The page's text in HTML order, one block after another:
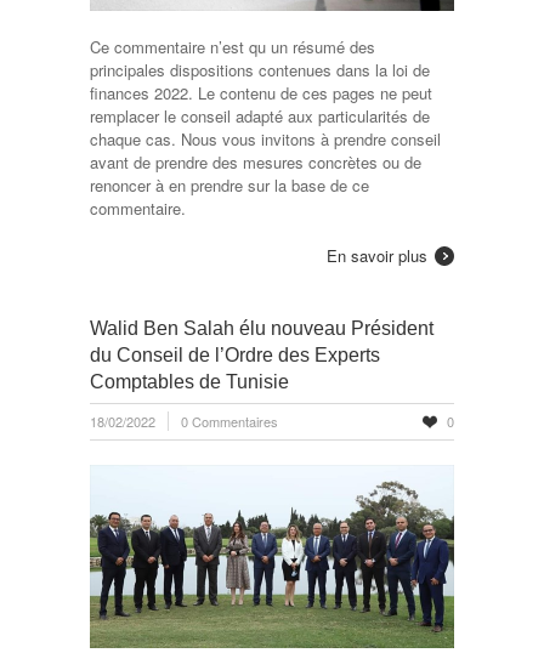
Ce commentaire n’est qu un résumé des
principales dispositions contenues dans la loi de
finances 2022. Le contenu de ces pages ne peut
remplacer le conseil adapté aux particularités de
chaque cas. Nous vous invitons à prendre conseil
avant de prendre des mesures concrètes ou de
renoncer à en prendre sur la base de ce
commentaire.
En savoir plus
Walid Ben Salah élu nouveau Président
du Conseil de l’Ordre des Experts
Comptables de Tunisie
18/02/2022 0 Commentaires 0